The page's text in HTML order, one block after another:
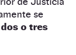
se
dos o tres